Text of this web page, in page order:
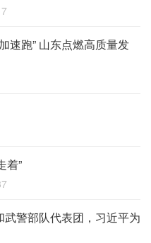
速跑” 山东点燃高质量发
着”
警部队代表团，习近平为